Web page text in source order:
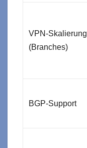
VPN-Skalierung
(Branches)
BGP-Support